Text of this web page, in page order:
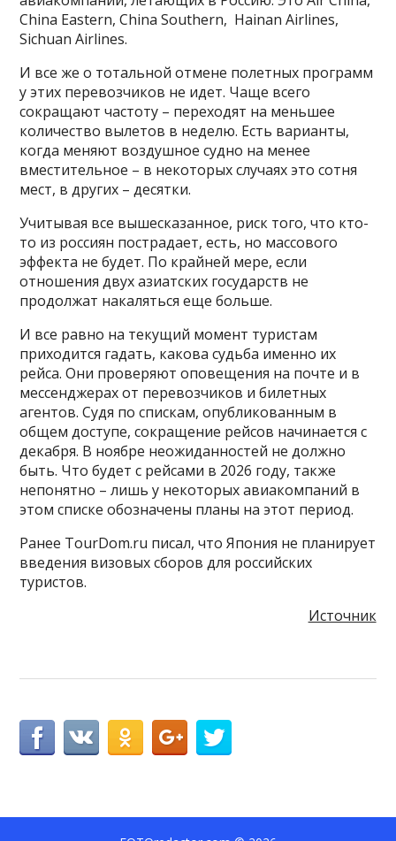
China Eastern, China Southern, Hainan Airlines,
Sichuan Airlines.
И все же о тотальной отмене полетных программ
у этих перевозчиков не идет. Чаще всего
сокращают частоту – переходят на меньшее
количество вылетов в неделю. Есть варианты,
когда меняют воздушное судно на менее
вместительное – в некоторых случаях это сотня
мест, в других – десятки.
Учитывая все вышесказанное, риск того, что кто-
то из россиян пострадает, есть, но массового
эффекта не будет. По крайней мере, если
отношения двух азиатских государств не
продолжат накаляться еще больше.
И все равно на текущий момент туристам
приходится гадать, какова судьба именно их
рейса. Они проверяют оповещения на почте и в
мессенджерах от перевозчиков и билетных
агентов. Судя по спискам, опубликованным в
общем доступе, сокращение рейсов начинается с
декабря. В ноябре неожиданностей не должно
быть. Что будет с рейсами в 2026 году, также
непонятно – лишь у некоторых авиакомпаний в
этом списке обозначены планы на этот период.
Ранее TourDom.ru писал, что Япония не планирует
введения визовых сборов для российских
туристов.
Источник